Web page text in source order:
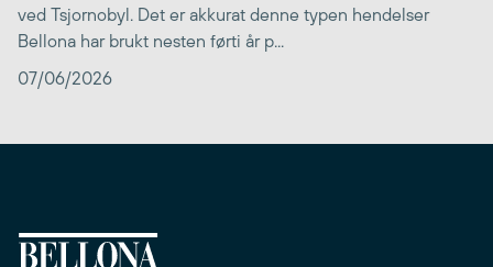
ved Tsjornobyl. Det er akkurat denne typen hendelser
Bellona har brukt nesten førti år p...
07/06/2026